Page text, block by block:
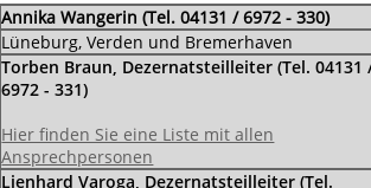
Annika Wangerin (Tel. 04131 / 6972 - 330)
Lüneburg, Verden und Bremerhaven
Torben Braun, Dezernatsteilleiter (Tel. 04131
6972 - 331)
Hier finden Sie eine Liste mit allen
Ansprechpersonen
Lienhard Varoga, Dezernatsteilleiter (Tel.